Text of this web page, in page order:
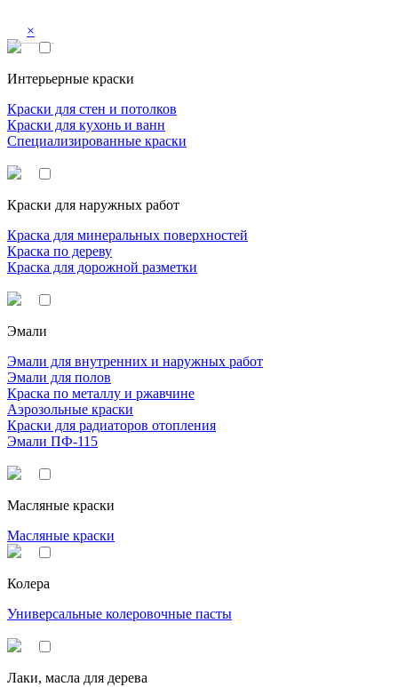
×
Интерьерные краски
Краски для стен и потолков
Краски для кухонь и ванн
Специализированные краски
Краски для наружных работ
Краска для минеральных поверхностей
Краска по дереву
Краска для дорожной разметки
Эмали
Эмали для внутренних и наружных работ
Эмали для полов
Краска по металлу и ржавчине
Аэрозольные краски
Краски для радиаторов отопления
Эмали ПФ-115
Масляные краски
Масляные краски
Колера
Универсальные колеровочные пасты
Лаки, масла для дерева